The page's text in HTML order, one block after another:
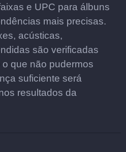
e UPC para álbuns
mais precisas.
acústicas,
são verificadas
que não pudermos
suficiente será
resultados da